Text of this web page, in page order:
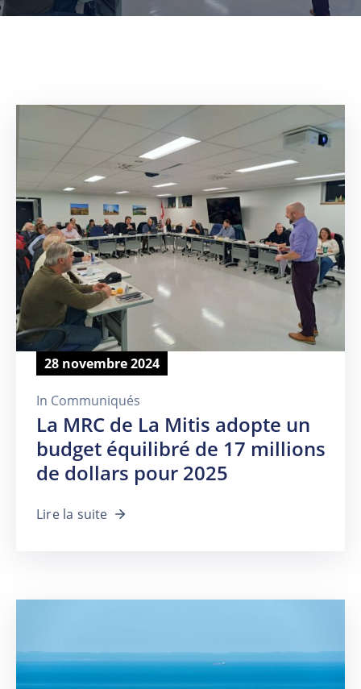
UNITÉS
ADMINISTRATIVES
INTRANET
28 novembre 2024
In Communiqués
La MRC de La Mitis adopte un
budget équilibré de 17 millions
de dollars pour 2025
Lire la suite